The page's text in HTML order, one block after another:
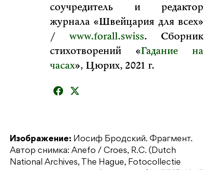
соучредитель и редактор
журнала «Швейцария для всех»
/ www.forall.swiss. Сборник
стихотворений «Гадание на
часах», Цюрих, 2021 г.
Изображение: Иосиф Бродский. Фрагмент.
Автор снимка: Anefo / Croes, R.C. (Dutch
National Archives, The Hague, Fotocollectie